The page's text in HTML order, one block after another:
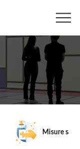
Misure